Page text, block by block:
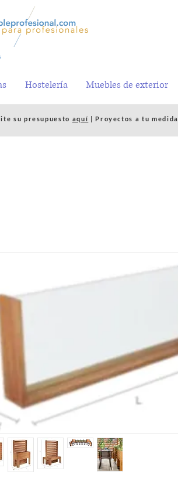
Hostelería Muebles de exterior
su presupuesto aquí | Proyectos a tu medida